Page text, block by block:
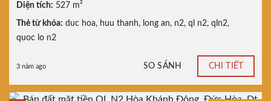
Diện tích: 527 m²
Thẻ từ khóa: duc hoa, huu thanh, long an, n2, ql n2, qln2,
quoc lo n2
3 năm ago SO SÁNH CHI TIẾT